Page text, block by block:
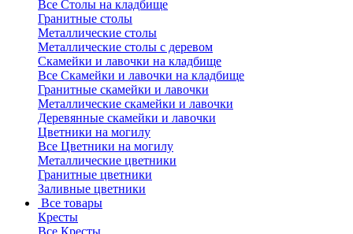
Все Столы на кладбище
Гранитные столы
Металлические столы
Металлические столы с деревом
Скамейки и лавочки на кладбище
Все Скамейки и лавочки на кладбище
Гранитные скамейки и лавочки
Металлические скамейки и лавочки
Деревянные скамейки и лавочки
Цветники на могилу
Все Цветники на могилу
Металлические цветники
Гранитные цветники
Заливные цветники
Все товары
Кресты
Все Кресты